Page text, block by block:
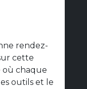
rendez-
cette
chaque
outils et le